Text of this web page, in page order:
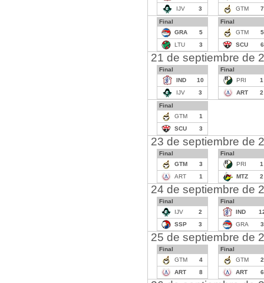
IJV
3
GTM
7
Final
GRA
5
LTU
3
Final
GTM
5
SCU
6
21 de septiembre de
Final
IND
10
IJV
3
Final
PRI
1
ART
2
Final
GTM
1
SCU
3
23 de septiembre de
Final
GTM
3
ART
1
Final
PRI
1
MTZ
2
24 de septiembre de
Final
IJV
2
SSP
3
Final
IND
GRA
3
25 de septiembre de
Final
GTM
4
ART
8
Final
GTM
2
ART
6